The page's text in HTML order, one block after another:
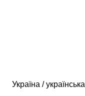
Україна / українська